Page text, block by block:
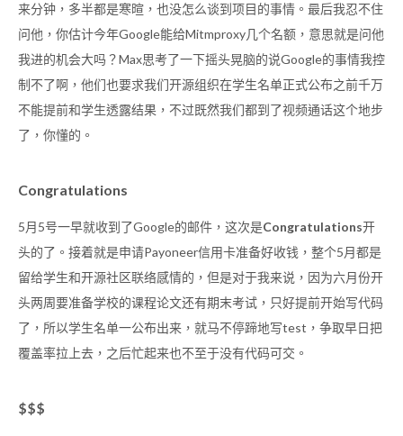
来分钟，多半都是寒暄，也没怎么谈到项目的事情。最后我忍不住
问他，你估计今年Google能给Mitmproxy几个名额，意思就是问他
我进的机会大吗？Max思考了一下摇头晃脑的说Google的事情我控
制不了啊，他们也要求我们开源组织在学生名单正式公布之前千万
不能提前和学生透露结果，不过既然我们都到了视频通话这个地步
了，你懂的。
Congratulations
5月5号一早就收到了Google的邮件，这次是Congratulations开
头的了。接着就是申请Payoneer信用卡准备好收钱，整个5月都是
留给学生和开源社区联络感情的，但是对于我来说，因为六月份开
头两周要准备学校的课程论文还有期末考试，只好提前开始写代码
了，所以学生名单一公布出来，就马不停蹄地写test，争取早日把
覆盖率拉上去，之后忙起来也不至于没有代码可交。
$$$